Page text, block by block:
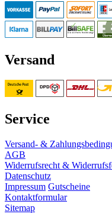
Versand
Service
Versand- &
AGB
Widerrufsrecht &
Datenschutz
Impressum Gutscheine
Kontaktformular
Sitemap